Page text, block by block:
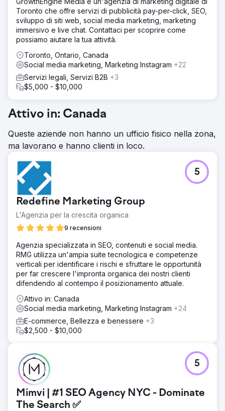
Toronto che offre servizi di pubblicità pay-per-click, SEO,
sviluppo di siti web, social media marketing, marketing
immersivo e live chat. Contattaci per scoprire come
possiamo aiutare la tua attività.
Toronto, Ontario, Canada
Social media marketing, Marketing Instagram +22
Servizi legali, Servizi B2B +3
$5,000 - $10,000
Attivo in: Canada
Queste aziende non hanno un ufficio fisico nella zona,
ma lavorano e hanno clienti in loco.
Redefine Marketing Group
L'Agenzia per la crescita organica
9 recensioni
5
Agenzia specializzata in SEO, contenuti e social media.
RMG utilizza un'ampia suite tecnologica e competenze
verticali per identificare i rischi e sfruttare le opportunità
per far crescere l'impronta organica dei nostri clienti
difendendo al contempo il posizionamento attuale.
Attivo in: Canada
Social media marketing, Marketing Instagram +24
E-commerce, Bellezza e benessere +3
$2,500 - $10,000
Mimvi | #1 SEO Agency NYC - Dominate
The Search ✅
5